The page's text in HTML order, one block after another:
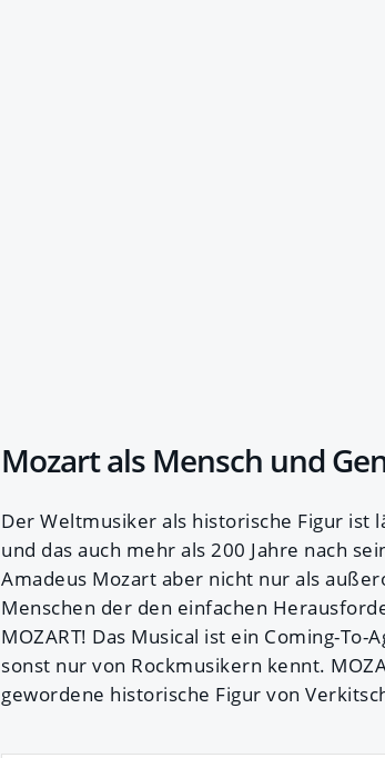
Mozart als Mensch und
Der Weltmusiker als historische Figur ist
und das auch mehr als 200 Jahre nach
Amadeus Mozart aber nicht nur als
Menschen der den einfachen
MOZART! Das Musical ist ein Coming-
sonst nur von Rockmusikern kennt.
gewordene historische Figur von